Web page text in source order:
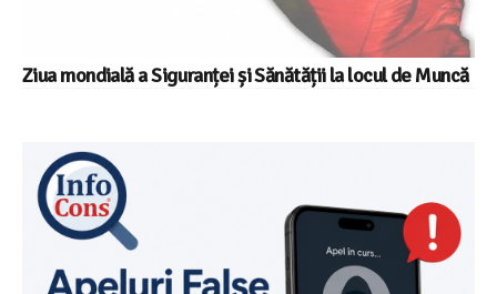
Ziua mondială a Siguranței și Sănătății la locul de Muncă